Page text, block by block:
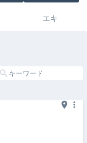
エキ